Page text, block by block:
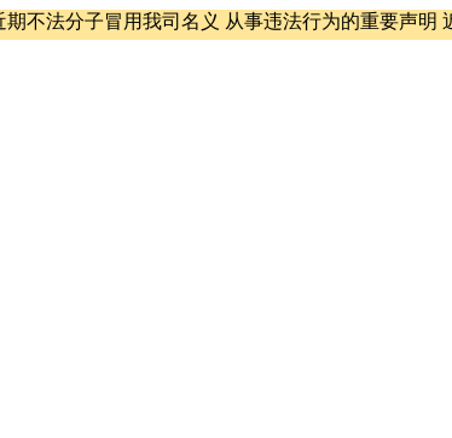
分子冒用我司名义 从事违法行为的重要声明 近期